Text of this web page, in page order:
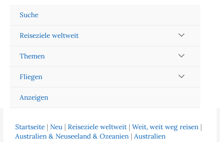
Suche
Reiseziele weltweit
Themen
Fliegen
Anzeigen
Startseite |Neu |Reiseziele weltweit |Weit, weit weg reisen |
Australien & Neuseeland & Ozeanien |Australien